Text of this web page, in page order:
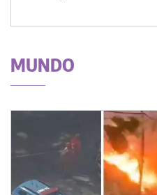
MUNDO